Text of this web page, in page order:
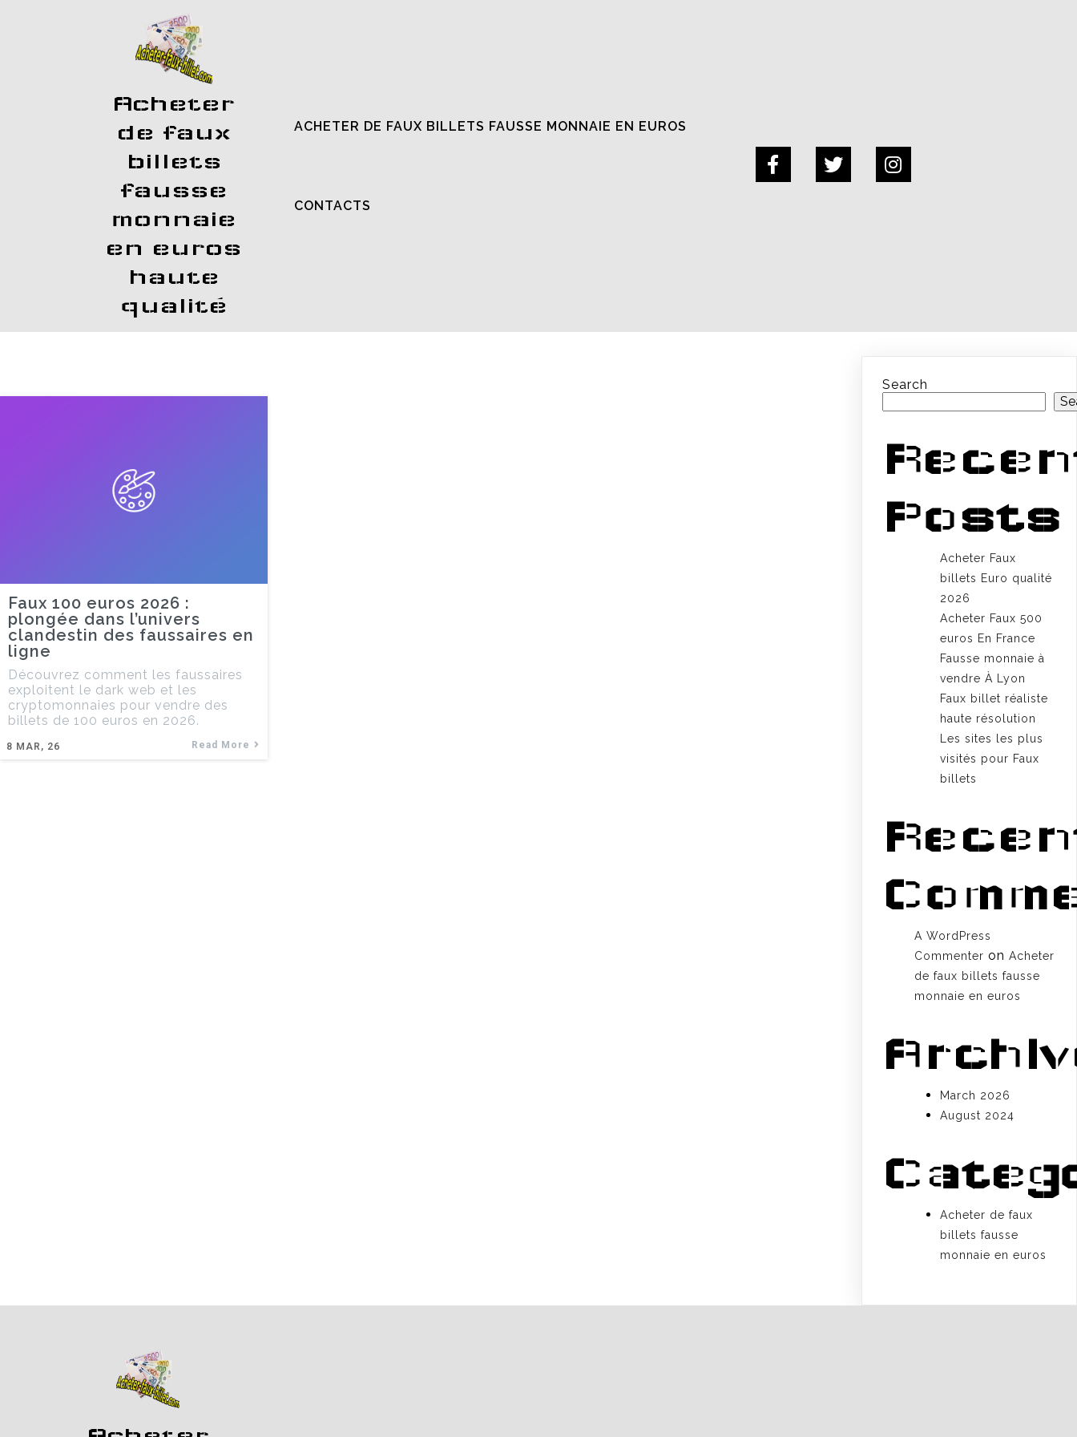
Acheter
de faux
billets
fausse
monnaie
en euros
haute
qualité
ACHETER DE FAUX BILLETS FAUSSE MONNAIE EN EUROS
CONTACTS
Faux 100 euros 2026 :
plongée dans l’univers
clandestin des faussaires en
ligne
8 MAR, 26
Découvrez comment les faussaires
exploitent le dark web et les
cryptomonnaies pour vendre des
billets de 100 euros en 2026.
Read More
Search
Posts
Acheter Faux
billets Euro qualité
2026
Acheter Faux 500
euros En France
Fausse monnaie à
vendre À Lyon
Faux billet réaliste
haute résolution
Les sites les plus
visités pour Faux
billets
A WordPress
Commenter onAcheter
de faux billets fausse
monnaie en euros
March 2026
August 2024
Acheter de faux
billets fausse
monnaie en euros